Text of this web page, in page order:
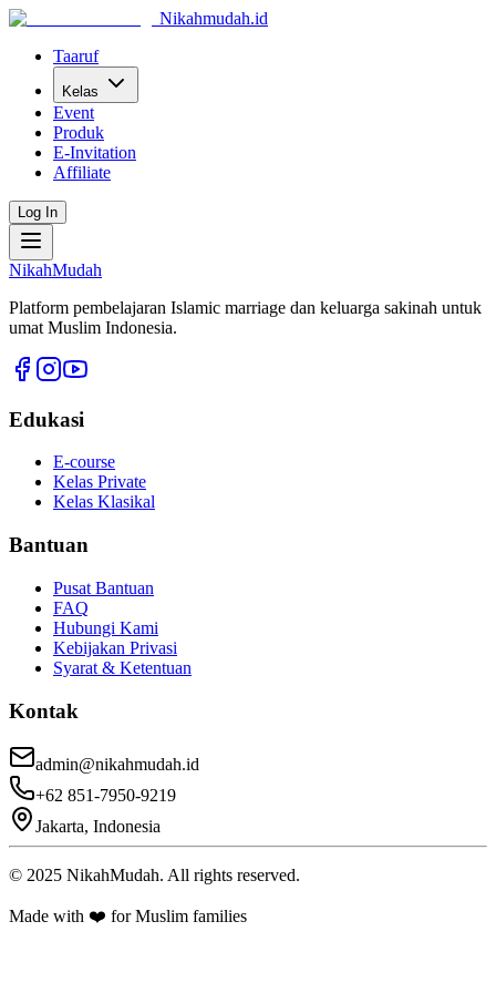
Nikahmudah.id
Taaruf
Kelas
Event
Produk
E-Invitation
Affiliate
Log In
NikahMudah
Platform pembelajaran Islamic marriage dan keluarga sakinah untuk
umat Muslim Indonesia.
Edukasi
E-course
Kelas Private
Kelas Klasikal
Bantuan
Pusat Bantuan
FAQ
Hubungi Kami
Kebijakan Privasi
Syarat & Ketentuan
Kontak
admin@nikahmudah.id
+62 851-7950-9219
Jakarta, Indonesia
© 2025 NikahMudah. All rights reserved.
Made with ❤️ for Muslim families